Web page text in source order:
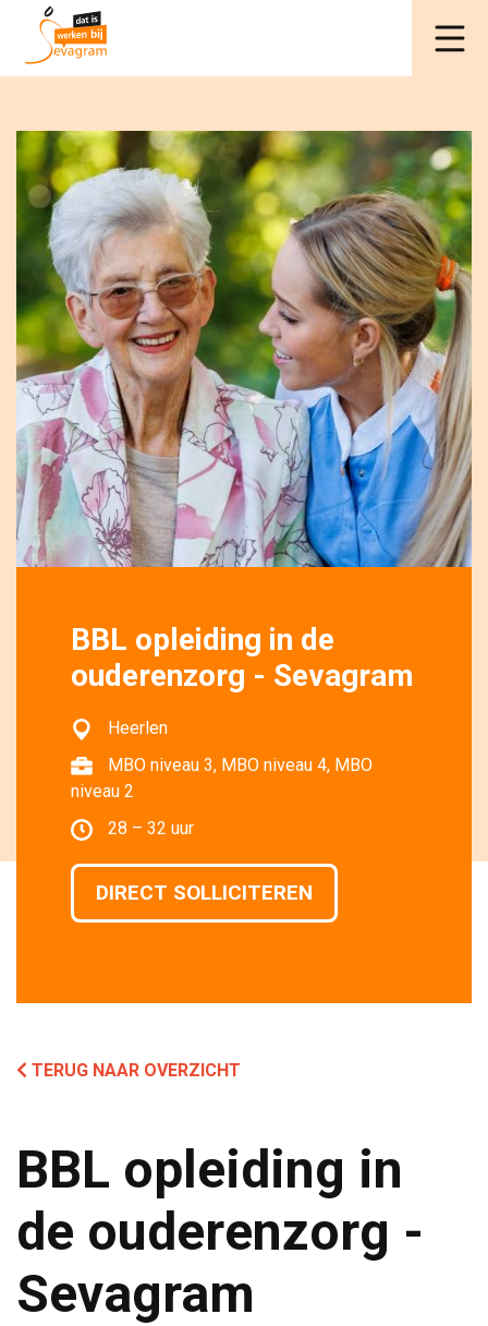
BBL opleiding in de
ouderenzorg - Sevagram
Heerlen
MBO niveau 3, MBO niveau 4, MBO
niveau 2
28 – 32 uur
DIRECT SOLLICITEREN
TERUG NAAR OVERZICHT
BBL opleiding in
de ouderenzorg -
Sevagram